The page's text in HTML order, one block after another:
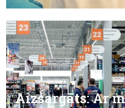
Aizsargāts: Ar